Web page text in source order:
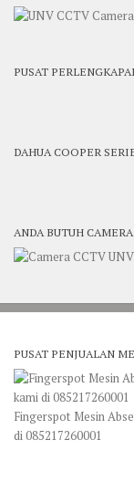
PUSAT
DAHUA COOPER
ANDA BUTUH
PUSAT PENJUALAN
Fingerspot Mesin
di 085217260001